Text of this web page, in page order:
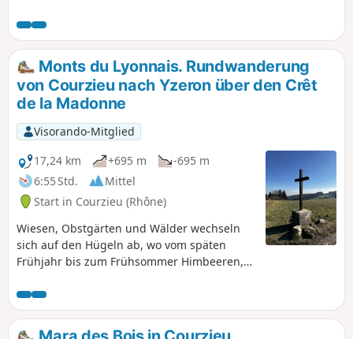
und die Berge des Beaujolais in der Ferne.
Monts du Lyonnais. Rundwanderung
von Courzieu nach Yzeron über den Crêt
de la Madonne
Visorando-Mitglied
17,24 km
+695 m
-695 m
6:55 Std.
Mittel
Start in Courzieu (Rhône)
Wiesen, Obstgärten und Wälder wechseln
sich auf den Hügeln ab, wo vom späten
Frühjahr bis zum Frühsommer Himbeeren,
Früchte gedeihen. Die kontrastreiche
Parzellierung sorgt für eine
abwechslungsreiche und angenehme